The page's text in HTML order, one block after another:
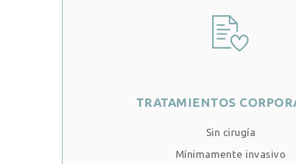
TRATAMIENTOS
Sin cirugía
Mínimamente invasivo